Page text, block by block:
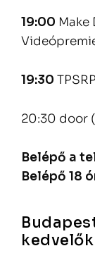
19:00 Make
19:30
20:30 door
Belépő a
Belépő 18